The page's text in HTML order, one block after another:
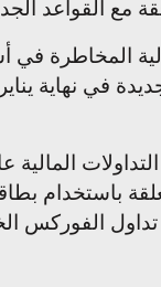
مع القواعد
المخاطرة في
المالية
باستخدام
الفوركس